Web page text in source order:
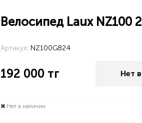
Велосипед Laux NZ100
Артикул: NZ100GB24
192 000 тг Нет
Нет в наличии